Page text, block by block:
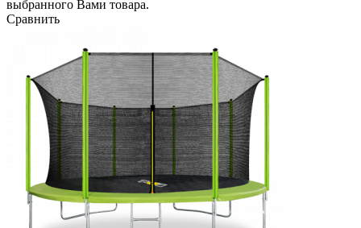
выбранного Вами товара.
Сравнить